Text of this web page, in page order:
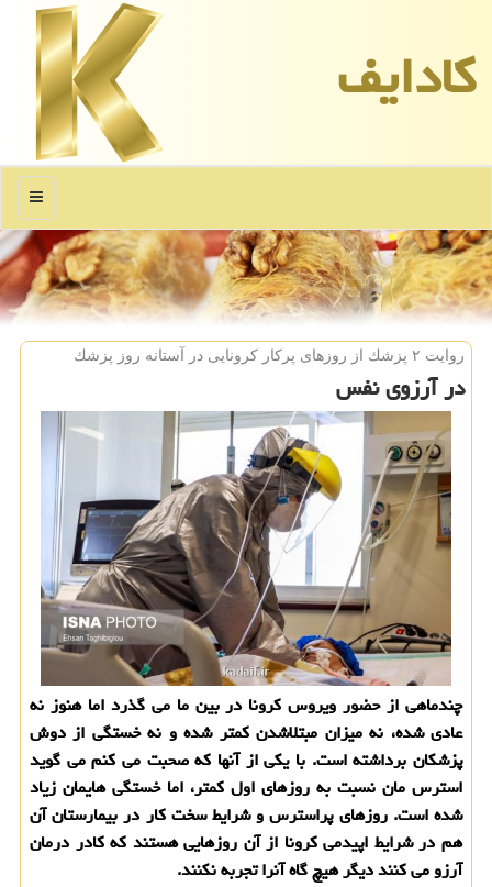
كادایف
منو
روایت ۲ پزشك از روزهای پركار كرونایی در آستانه روز پزشك
در آرزوی نفس
چندماهی از حضور ویروس كرونا در بین ما می گذرد اما هنوز نه
عادی شده، نه میزان مبتلاشدن كمتر شده و نه خستگی از دوش
پزشكان برداشته است. با یكی از آنها كه صحبت می كنم می گوید
استرس مان نسبت به روزهای اول كمتر، اما خستگی هایمان زیاد
شده است. روزهای پراسترس و شرایط سخت كار در بیمارستان آن
هم در شرایط اپیدمی كرونا از آن روزهایی هستند كه كادر درمان
آرزو می كنند دیگر هیچ گاه آنرا تجربه نكنند.